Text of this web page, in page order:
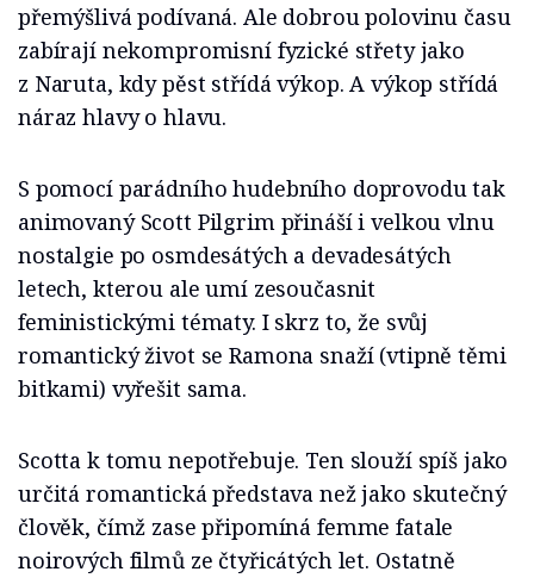
přemýšlivá podívaná. Ale dobrou polovinu času
zabírají nekompromisní fyzické střety jako
z Naruta, kdy pěst střídá výkop. A výkop střídá
náraz hlavy o hlavu.
S pomocí parádního hudebního doprovodu tak
animovaný Scott Pilgrim přináší i velkou vlnu
nostalgie po osmdesátých a devadesátých
letech, kterou ale umí zesoučasnit
feministickými tématy. I skrz to, že svůj
romantický život se Ramona snaží (vtipně těmi
bitkami) vyřešit sama.
Scotta k tomu nepotřebuje. Ten slouží spíš jako
určitá romantická představa než jako skutečný
člověk, čímž zase připomíná femme fatale
noirových filmů ze čtyřicátých let. Ostatně